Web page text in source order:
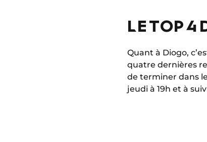
LE TOP 4
Quant à Diogo,
quatre dernières
de terminer dans
jeudi à 19h et à